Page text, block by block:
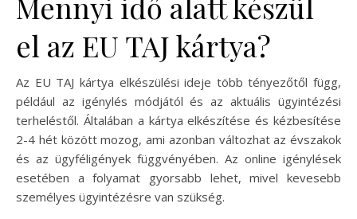
el az EU TAJ kártya?
Az EU TAJ kártya elkészülési ideje több tényezőtől függ,
például az igénylés módjától és az aktuális ügyintézési
terheléstől. Általában a kártya elkészítése és kézbesítése
2-4 hét között mozog, ami azonban változhat az évszakok
és az ügyféligények függvényében. Az online igénylések
esetében a folyamat gyorsabb lehet, mivel kevesebb
személyes ügyintézésre van szükség.